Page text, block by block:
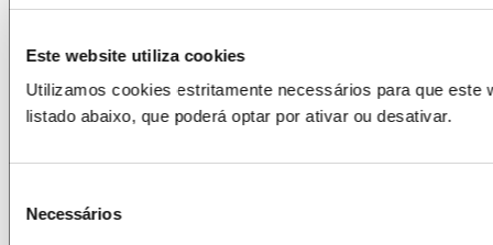
Este website utiliza cookies
Utilizamos cookies estritamente necessários para que
listado abaixo, que poderá optar por ativar ou desativar.
Necessários
COMO PARTICIPAR